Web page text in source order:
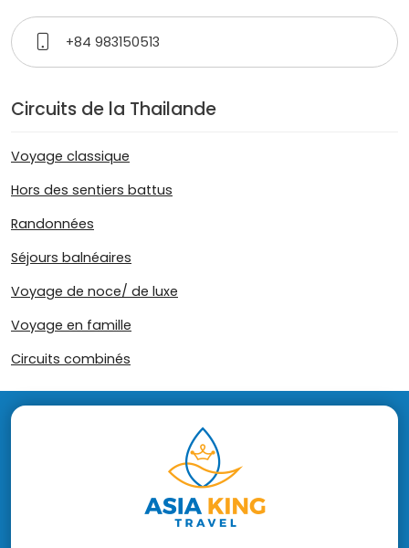
+84 983150513
Circuits de la Thailande
Voyage classique
Hors des sentiers battus
Randonnées
Séjours balnéaires
Voyage de noce/ de luxe
Voyage en famille
Circuits combinés